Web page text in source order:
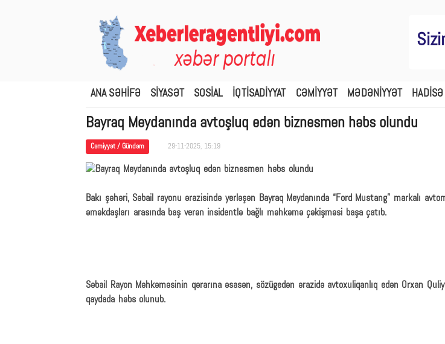
ANA SƏHİFƏ SİYASƏT SOSİAL İQTİSADİYYAT CƏMİYYƏT MƏDƏNİYYƏT HADİSƏ
Bayraq Meydanında avtoşluq edən biznesmen həbs olundu
Cəmiyyət / Gündəm 29-11-2025, 15:19
Bakı şəhəri, Səbail rayonu ərazisində yerləşən Bayraq Meydanında “Ford Mustang” markalı
əməkdaşları arasında baş verən insidentlə bağlı məhkəmə çəkişməsi başa çatıb.
Səbail Rayon Məhkəməsinin qərarına əsasən, sözügedən ərazidə avtoxuliqanlıq edən Orxan
qaydada həbs olunub.